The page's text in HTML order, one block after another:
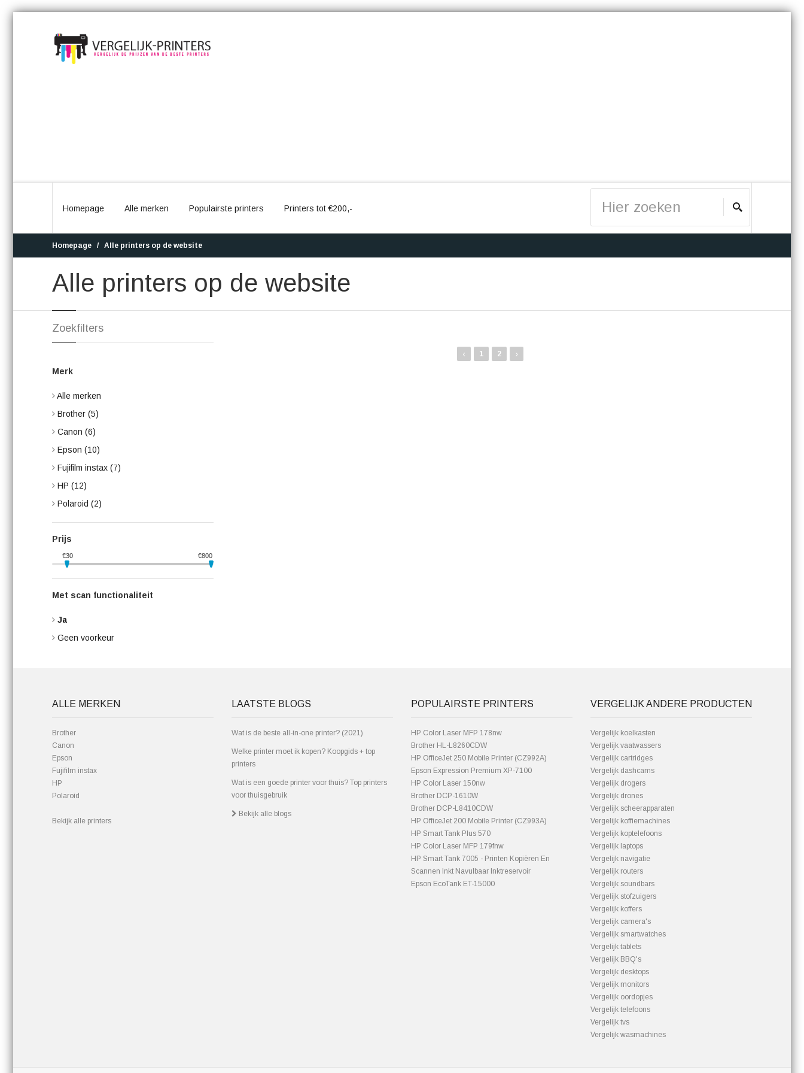
Homepage Alle merken Populairste printers Printers tot €200,-
Homepage Alle printers op de website
Alle printers op de website
‹ 1 2 ›
Zoekfilters
Merk
Alle merken
Brother (5)
Canon (6)
Epson (10)
Fujifilm instax (7)
HP (12)
Polaroid (2)
Prijs
€30 €800
Met scan functionaliteit
Ja
Geen voorkeur
ALLE MERKEN
Brother
Canon
Epson
Fujifilm instax
HP
Polaroid
Bekijk alle printers
LAATSTE BLOGS
Wat is de beste all-in-one printer? (2021)
Welke printer moet ik kopen? Koopgids + top
printers
Wat is een goede printer voor thuis? Top printers
voor thuisgebruik
Bekijk alle blogs
POPULAIRSTE PRINTERS
HP Color Laser MFP 178nw
Brother HL-L8260CDW
HP OfficeJet 250 Mobile Printer (CZ992A)
Epson Expression Premium XP-7100
HP Color Laser 150nw
Brother DCP-1610W
Brother DCP-L8410CDW
HP OfficeJet 200 Mobile Printer (CZ993A)
HP Smart Tank Plus 570
HP Color Laser MFP 179fnw
HP Smart Tank 7005 - Printen Kopiëren En
Scannen Inkt Navulbaar Inktreservoir
Epson EcoTank ET-15000
VERGELIJK ANDERE PRODUCTEN
Vergelijk koelkasten
Vergelijk vaatwassers
Vergelijk cartridges
Vergelijk dashcams
Vergelijk drogers
Vergelijk drones
Vergelijk scheerapparaten
Vergelijk koffiemachines
Vergelijk koptelefoons
Vergelijk laptops
Vergelijk navigatie
Vergelijk routers
Vergelijk soundbars
Vergelijk stofzuigers
Vergelijk koffers
Vergelijk camera's
Vergelijk smartwatches
Vergelijk tablets
Vergelijk BBQ's
Vergelijk desktops
Vergelijk monitors
Vergelijk oordopjes
Vergelijk telefoons
Vergelijk tvs
Vergelijk wasmachines